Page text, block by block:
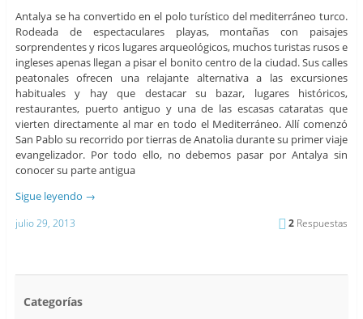
Antalya se ha convertido en el polo turístico del mediterráneo turco.
Rodeada de espectaculares playas, montañas con paisajes
sorprendentes y ricos lugares arqueológicos, muchos turistas rusos e
ingleses apenas llegan a pisar el bonito centro de la ciudad. Sus calles
peatonales ofrecen una relajante alternativa a las excursiones
habituales y hay que destacar su bazar, lugares históricos,
restaurantes, puerto antiguo y una de las escasas cataratas que
vierten directamente al mar en todo el Mediterráneo. Allí comenzó
San Pablo su recorrido por tierras de Anatolia durante su primer viaje
evangelizador. Por todo ello, no debemos pasar por Antalya sin
conocer su parte antigua
Sigue leyendo →
julio 29, 2013 2 Respuestas
Categorías